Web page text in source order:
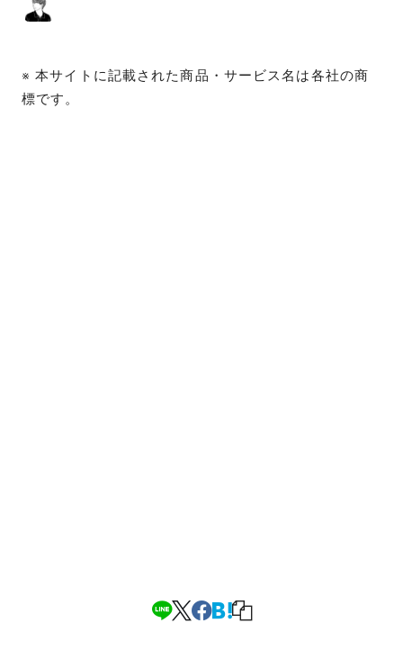
※ 本サイトに記載された商品・サービス名は各社の商
標です。